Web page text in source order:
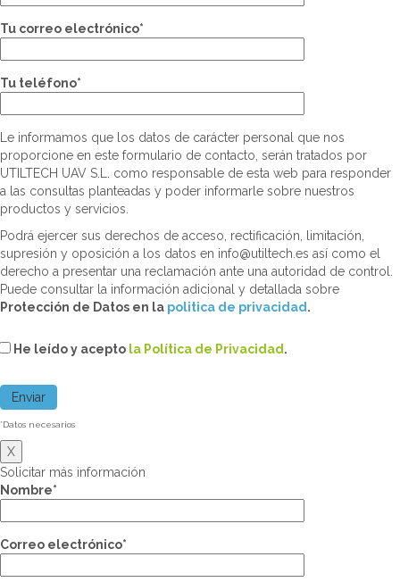
Tu correo electrónico*
Tu teléfono*
Le informamos que los datos de carácter personal que nos
proporcione en este formulario de contacto, serán tratados por
UTILTECH UAV S.L. como responsable de esta web para responder
a las consultas planteadas y poder informarle sobre nuestros
productos y servicios.
Podrá ejercer sus derechos de acceso, rectificación, limitación,
supresión y oposición a los datos en info@utiltech.es así como el
derecho a presentar una reclamación ante una autoridad de control.
Puede consultar la información adicional y detallada sobre
Protección de Datos en la politica de privacidad .
He leído y acepto la Política de Privacidad .
*Datos necesarios
X
Solicitar más información
Nombre*
Correo electrónico*